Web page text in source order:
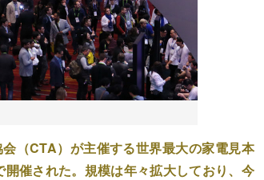
（CTA）が主催する世界最大の家電見本
催された。規模は年々拡大しており、今